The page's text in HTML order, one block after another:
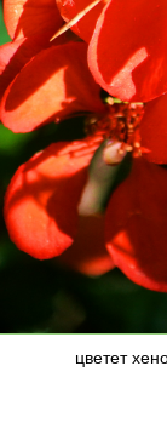
цветет